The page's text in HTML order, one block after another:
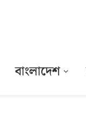
বাংলাদেশ